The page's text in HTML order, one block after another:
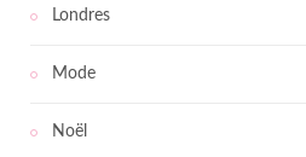
Londres
Mode
Noël